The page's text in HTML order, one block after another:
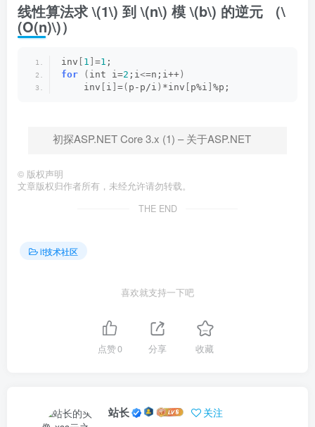
线性算法求\(1\) 到\(n\) 模\(b\) 的逆元 （\
(O(n)\)）
inv 1 =1 ;
for
( int i=2 ;i<=n;i++ )
    inv
i =( p-p/i ) *inv p%i %p;
初探ASP.NET Core 3.x (1) – 关于ASP.NET
© 版权声明
文章版权归作者所有，未经允许请勿转载。
THE END
it技术社区
喜欢就支持一下吧
点赞0 分享 收藏
站长 关注